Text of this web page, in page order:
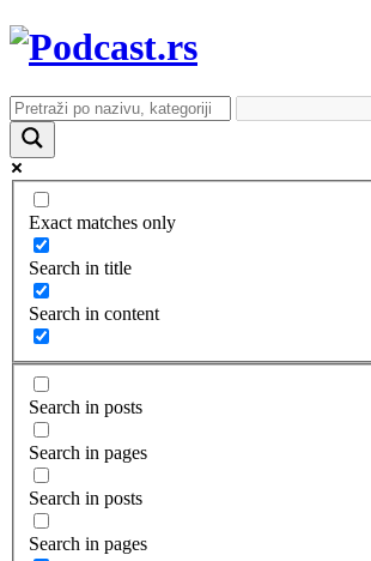
Exact matches only
Search in title
Search in content
Search in posts
Search in pages
Search in posts
Search in pages